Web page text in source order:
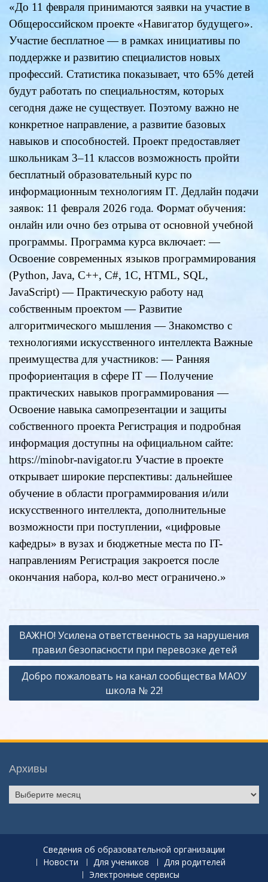
«До 11 февраля принимаются заявки на участие в
Общероссийском проекте «Навигатор будущего».
Участие бесплатное — в рамках инициативы по
поддержке и развитию специалистов новых
профессий. Статистика показывает, что 65% детей
будут работать по специальностям, которых
сегодня даже не существует. Поэтому важно не
конкретное направление, а развитие базовых
навыков и способностей. Проект предоставляет
школьникам 3–11 классов возможность пройти
бесплатный образовательный курс по
информационным технологиям IT. Дедлайн подачи
заявок: 11 февраля 2026 года. Формат обучения:
онлайн или очно без отрыва от основной учебной
программы. Программа курса включает: —
Освоение современных языков программирования
(Python, Java, C++, C#, 1С, HTML, SQL,
JavaScript) — Практическую работу над
собственным проектом — Развитие
алгоритмического мышления — Знакомство с
технологиями искусственного интеллекта Важные
преимущества для участников: — Ранняя
профориентация в сфере IT — Получение
практических навыков программирования —
Освоение навыка самопрезентации и защиты
собственного проекта Регистрация и подробная
информация доступны на официальном сайте:
https://minobr-navigator.ru Участие в проекте
открывает широкие перспективы: дальнейшее
обучение в области программирования и/или
искусственного интеллекта, дополнительные
возможности при поступлении, «цифровые
кафедры» в вузах и бюджетные места по IT-
направлениям Регистрация закроется после
окончания набора, кол-во мест ограничено.»
Навигация
записям
ВАЖНО! Усилена ответственность за нарушения
правил безопасности при перевозке детей
Добро пожаловать на канал сообщества МАОУ
школа № 22!
Архивы
Архивы
Сведения об образовательной организации
Новости
Для учеников
Для родителей
Электронные сервисы